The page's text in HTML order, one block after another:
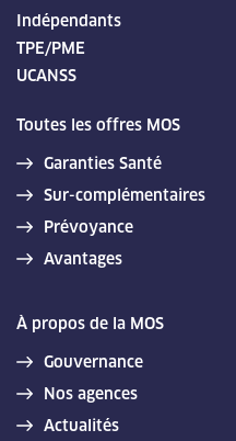
Indépendants
TPE/PME
UCANSS
Toutes les offres MOS
Garanties Santé
Sur-complémentaires
Prévoyance
Avantages
À propos de la MOS
Gouvernance
Nos agences
Actualités